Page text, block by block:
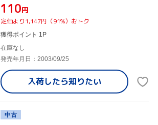
¥110円
定価より1,147円（91%）おトク
獲得ポイント 1P
在庫なし
発売年月日：2003/09/25
入荷したら知りたい
中古